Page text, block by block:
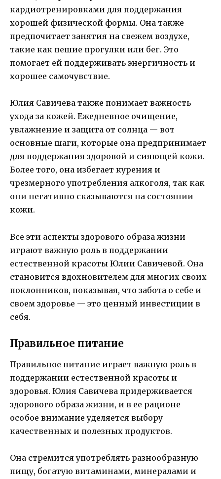
кардиотренировками для поддержания
хорошей физической формы. Она также
предпочитает занятия на свежем воздухе,
такие как пешие прогулки или бег. Это
помогает ей поддерживать энергичность и
хорошее самочувствие.
Юлия Савичева также понимает важность
ухода за кожей. Ежедневное очищение,
увлажнение и защита от солнца — вот
основные шаги, которые она предпринимает
для поддержания здоровой и сияющей кожи.
Более того, она избегает курения и
чрезмерного употребления алкоголя, так как
они негативно сказываются на состоянии
кожи.
Все эти аспекты здорового образа жизни
играют важную роль в поддержании
естественной красоты Юлии Савичевой. Она
становится вдохновителем для многих своих
поклонников, показывая, что забота о себе и
своем здоровье — это ценный инвестиции в
себя.
Правильное питание
Правильное питание играет важную роль в
поддержании естественной красоты и
здоровья. Юлия Савичева придерживается
здорового образа жизни, и в ее рационе
особое внимание уделяется выбору
качественных и полезных продуктов.
Она стремится употреблять разнообразную
пищу, богатую витаминами, минералами и